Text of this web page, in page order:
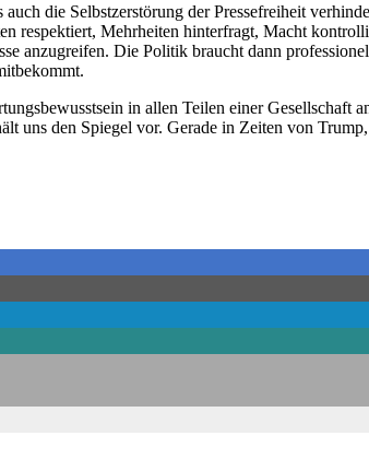
die Selbstzerstörung der Pressefreiheit
respektiert, Mehrheiten hinterfragt, Macht
anzugreifen. Die Politik braucht dann
in allen Teilen einer Gesellschaft
uns den Spiegel vor. Gerade in Zeiten von